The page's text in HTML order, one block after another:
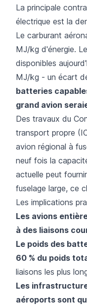
La principale
électrique est la
Le carburant
MJ/kg d'énergie.
disponibles
MJ/kg - un écart
batteries
grand avion
Des travaux du
transport propre
avion régional à
neuf fois la
actuelle peut
fuselage large, ce
Les implications
Les avions
à des liaisons
Le poids des
60 % du poids
liaisons les plus
Les
aéroports sont